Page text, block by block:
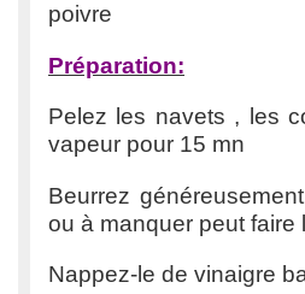
poivre
Préparation:
Pelez les navets , les
vapeur pour 15 mn
Beurrez
ou à manquer peut faire
Nappez-le de vinaigre